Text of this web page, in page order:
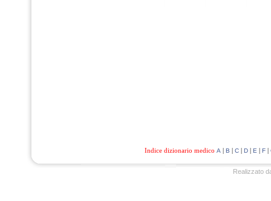
Indice dizionario medico A | B | C| D| E | F|
Realizzato